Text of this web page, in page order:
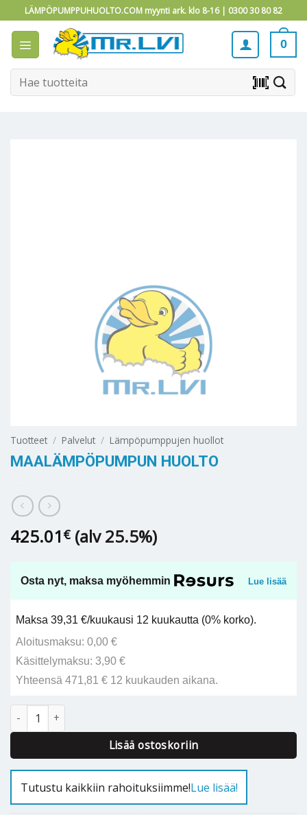
to
content
LÄMPÖPUMPPUHUOLTO.COM myynti ark. klo 8-16 | 0300 30 80 82
0
Etsi: barcode_scanner
Tuotteet / Palvelut / Lämpöpumppujen huollot
MAALÄMPÖPUMPUN HUOLTO
425.01 € (alv 25.5%)
Osta nyt, maksa myöhemmin Lue lisää
Maksa 39,31 €/kuukausi 12 kuukautta (0% korko).
Aloitusmaksu: 0,00 €
Käsittelymaksu: 3,90 €
Yhteensä 471,81 € 12 kuukauden aikana.
Maalämpöpumpun huolto määrä
Lisää ostoskoriin
Alternative:
Tutustu kaikkiin rahoituksiimme!Lue lisää!